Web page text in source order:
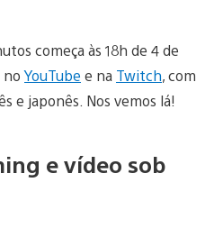
começa às 18h de 4 de
noYouTube e na Twitch, com
e japonês. Nos vemos lá!
e vídeo sob